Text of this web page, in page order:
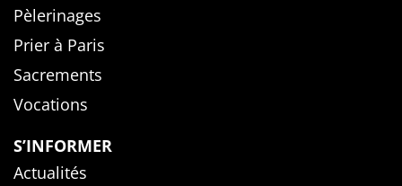
Pèlerinages
Prier à Paris
Sacrements
Vocations
S’INFORMER
Actualités